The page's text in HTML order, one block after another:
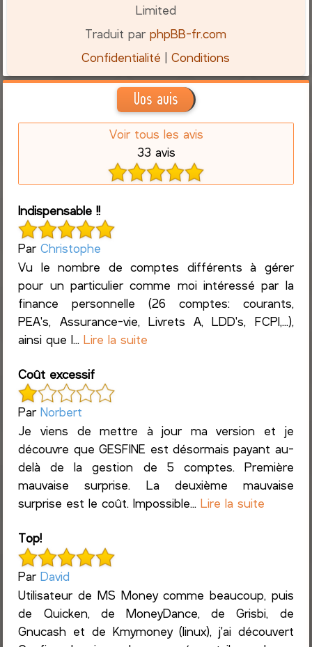
Limited
Traduit parphpBB-fr.com
Confidentialité |Conditions
Vos avis
Voir tous les avis
33 avis
Indispensable !!
ParChristophe
Vu le nombre de comptes différents à gérer
pour un particulier comme moi intéressé par la
finance personnelle (26 comptes: courants,
PEA's, Assurance-vie, Livrets A, LDD's, FCPI,...),
ainsi que l...Lire la suite
Coût excessif
ParNorbert
Je viens de mettre à jour ma version et je
découvre que GESFINE est désormais payant au-
delà de la gestion de 5 comptes. Première
mauvaise surprise. La deuxième mauvaise
surprise est le coût. Impossible...Lire la suite
Top!
ParDavid
Utilisateur de MS Money comme beaucoup, puis
de Quicken, de MoneyDance, de Grisbi, de
Gnucash et de Kmymoney (linux), j'ai découvert